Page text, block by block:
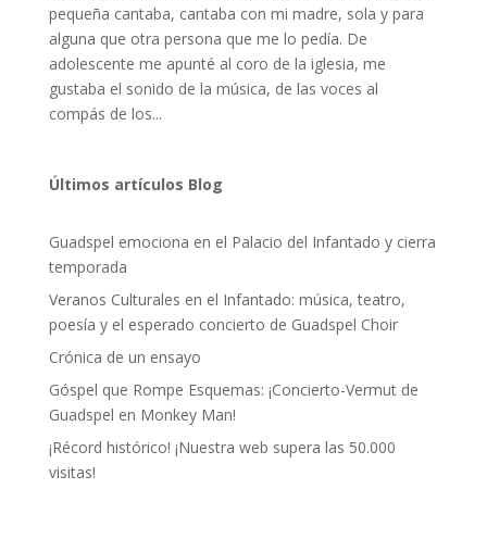
pequeña cantaba, cantaba con mi madre, sola y para
alguna que otra persona que me lo pedía. De
adolescente me apunté al coro de la iglesia, me
gustaba el sonido de la música, de las voces al
compás de los...
Últimos artículos Blog
Guadspel emociona en el Palacio del Infantado y cierra
temporada
Veranos Culturales en el Infantado: música, teatro,
poesía y el esperado concierto de Guadspel Choir
Crónica de un ensayo
Góspel que Rompe Esquemas: ¡Concierto-Vermut de
Guadspel en Monkey Man!
¡Récord histórico! ¡Nuestra web supera las 50.000
visitas!